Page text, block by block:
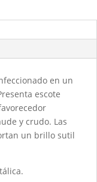
en un
escote
y crudo. Las
un brillo sutil